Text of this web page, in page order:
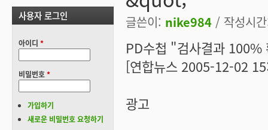
글쓴이: nike984 / 작성시
PD수첩 "검사결과 100%
[연합뉴스 2005-12-02
광고
사용자 로그인
아이디 *
비밀번호*
가입하기
새로운 비밀번호 요청하기